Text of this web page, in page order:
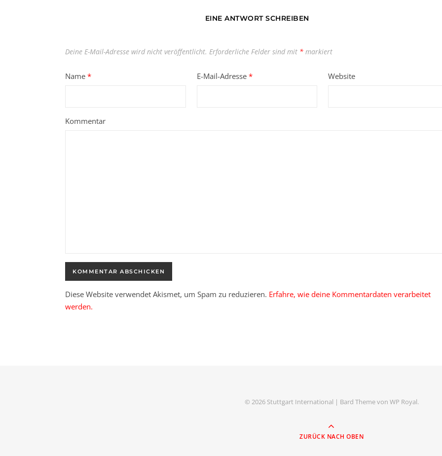
EINE ANTWORT SCHREIBEN
Deine E-Mail-Adresse wird nicht veröffentlicht. Erforderliche Felder sind mit * markiert
Name * E-Mail-Adresse * Website
Kommentar
Diese Website verwendet Akismet, um Spam zu reduzieren. Erfahre, wie deine Kommentardaten verarbeitet
werden.
© 2026 Stuttgart International | Bard Theme von WP Royal.
ZURÜCK NACH OBEN